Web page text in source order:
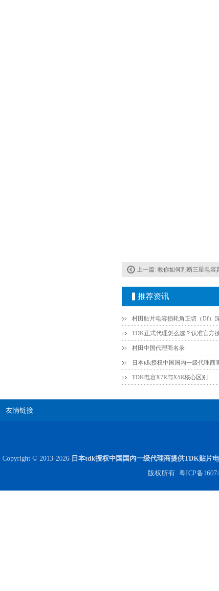
上一篇: 教你如何判断三星电容真
推荐资讯
村田中国代理商名录
日本tdk授权中国国内一级代理商
TDK电容X7R与X5R核心区别
友情链接
Copyright © 2013-2026 日本tdk授权中国国内一级代理商提供TDK贴片
版权所有 粤ICP备